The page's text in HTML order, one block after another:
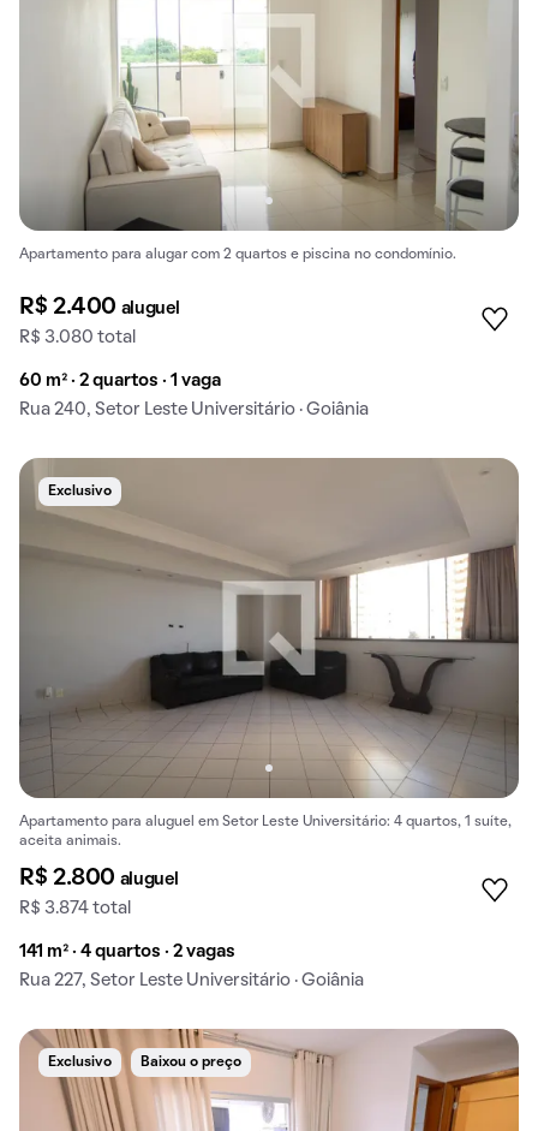
Apartamento para alugar com 2 quartos e piscina no condomínio.
R$ 2.400 aluguel
R$ 3.080 total
60 m² · 2 quartos · 1 vaga
Rua 240, Setor Leste Universitário · Goiânia
Exclusivo
Apartamento para aluguel em Setor Leste Universitário: 4 quartos, 1 suíte,
aceita animais.
R$ 2.800 aluguel
R$ 3.874 total
141 m² · 4 quartos · 2 vagas
Rua 227, Setor Leste Universitário · Goiânia
Exclusivo Baixou o preço